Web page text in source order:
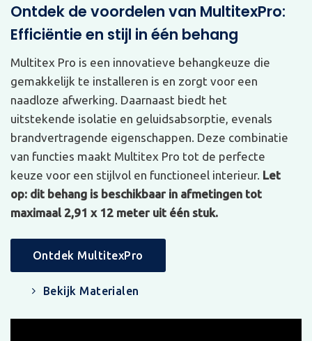
Ontdek de voordelen van MultitexPro:
Efficiëntie en stijl in één behang
Multitex Pro is een innovatieve behangkeuze die
gemakkelijk te installeren is en zorgt voor een
naadloze afwerking. Daarnaast biedt het
uitstekende isolatie en geluidsabsorptie, evenals
brandvertragende eigenschappen. Deze combinatie
van functies maakt Multitex Pro tot de perfecte
keuze voor een stijlvol en functioneel interieur. Let
op: dit behang is beschikbaar in afmetingen tot
maximaal 2,91 x 12 meter uit één stuk.
Ontdek MultitexPro
Bekijk Materialen